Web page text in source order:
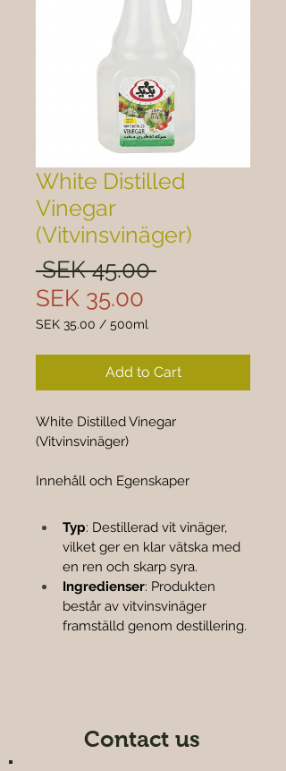
White Distilled
Vinegar
(Vitvinsvinäger)
SEK 45.00 Regular
SEK 35.00
Price
SEK 35.00 / 500ml
per
Milliliters
Add to Cart
White Distilled Vinegar
(Vitvinsvinäger)
Innehåll och Egenskaper
Typ: Destillerad vit vinäger,
vilket ger en klar vätska med
en ren och skarp syra.
Ingredienser: Produkten
består av vitvinsvinäger
framställd genom destillering.
Contact us